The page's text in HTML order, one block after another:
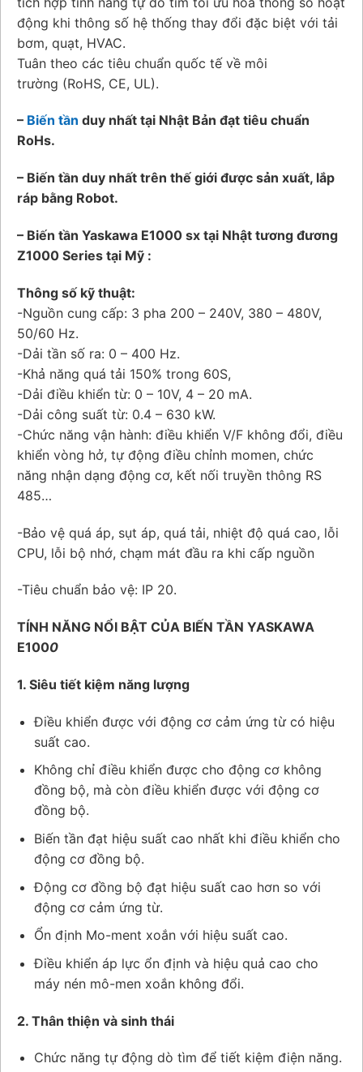
động khi thông số hệ thống thay đổi đặc biệt với tải
bơm, quạt, HVAC.
Tuân theo các tiêu chuẩn quốc tế về môi
trường (RoHS, CE, UL).
– Biến tần duy nhất tại Nhật Bản đạt tiêu chuẩn
RoHs.
– Biến tần duy nhất trên thế giới được sản xuất, lắp
ráp bằng Robot.
– Biến tần Yaskawa E1000 sx tại Nhật tương đương
Z1000 Series tại Mỹ :
Thông số kỹ thuật:
-Nguồn cung cấp: 3 pha 200 – 240V, 380 – 480V,
50/60 Hz.
-Dải tần số ra: 0 – 400 Hz.
-Khả năng quá tải 150% trong 60S,
-Dải điều khiển từ: 0 – 10V, 4 – 20 mA.
-Dải công suất từ: 0.4 – 630 kW.
-Chức năng vận hành: điều khiển V/F không đổi, điều
khiển vòng hở, tự động điều chỉnh momen, chức
năng nhận dạng động cơ, kết nối truyền thông RS
485…
-Bảo vệ quá áp, sụt áp, quá tải, nhiệt độ quá cao, lỗi
CPU, lỗi bộ nhớ, chạm mát đầu ra khi cấp nguồn
-Tiêu chuẩn bảo vệ: IP 20.
TÍNH NĂNG NỔI BẬT CỦA BIẾN TẦN YASKAWA
E1000
1. Siêu tiết kiệm năng lượng
Điều khiển được với động cơ cảm ứng từ có hiệu
suất cao.
Không chỉ điều khiển được cho động cơ không
đồng bộ, mà còn điều khiển được với động cơ
đồng bộ.
Biến tần đạt hiệu suất cao nhất khi điều khiển cho
động cơ đồng bộ.
Động cơ đồng bộ đạt hiệu suất cao hơn so với
động cơ cảm ứng từ.
Ổn định Mo-ment xoắn với hiệu suất cao.
Điều khiển áp lực ổn định và hiệu quả cao cho
máy nén mô-men xoắn không đổi.
2. Thân thiện và sinh thái
Chức năng tự động dò tìm để tiết kiệm điện năng.